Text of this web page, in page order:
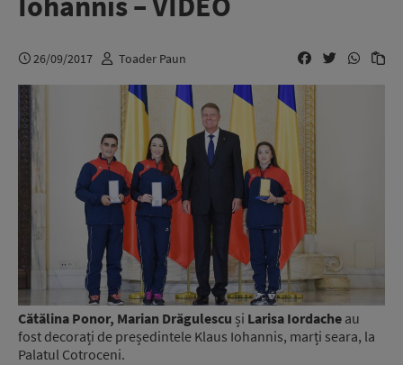
26/09/2017 Toader Paun
Cătălina Ponor, Marian Drăgulescu și Larisa Iordache au
fost decorați de președintele Klaus Iohannis, marți seara, la
Palatul Cotroceni.